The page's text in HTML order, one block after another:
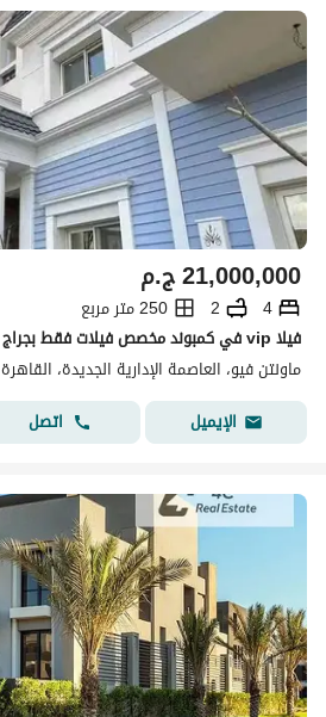
ج.م21,000,000
4
2
250 متر مربع
ماونتن فيو، العاصمة الإدارية الجديدة، القاهرة
الإيميل
اتصل